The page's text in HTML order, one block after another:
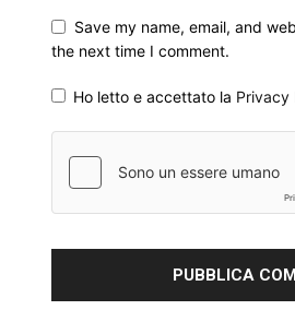
Save my name, email, and
the next time I comment.
Ho letto e accettato la Privacy